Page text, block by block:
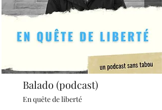
Balado (podcast)
En quête de liberté